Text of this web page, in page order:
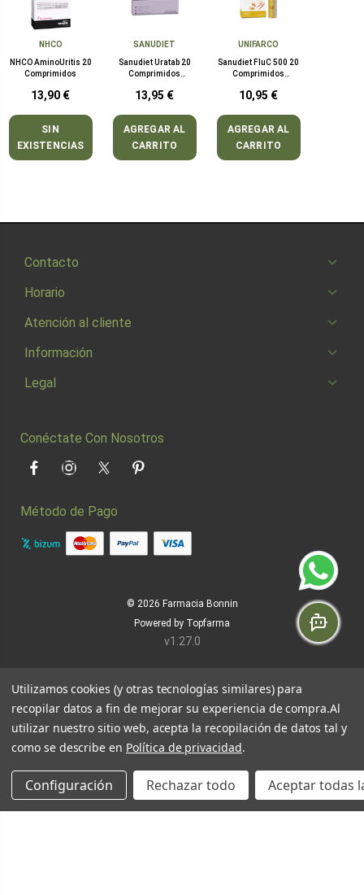
NHCO
NHCO AminoUritis 20
Comprimidos
13,90 €
SIN
EXISTENCIAS
SANUDIET
Sanudiet Uratab 20
Comprimidos
13,95 €
AGREGAR AL
CARRITO
UNIFARCO
Sanudiet FluC 500 20
Comprimidos
10,95 €
AGREGAR AL
CARRITO
Contacto
Horario
Atención al cliente
Información
Legal
Conéctate Con Nosotros
FacebookInstagramTwitter Pinterest
Método de Pago
© 2026 Farmacia Bonnin
Powered by Topfarma
v1.27.0
Utilizamos cookies (y otras tecnologías similares) para
recopilar datos a fin de mejorar su experiencia de compra.Al
utilizar nuestro sitio web, acepta la recopilación de datos tal y
como se describe en Política de privacidad.
Configuración Rechazar todo Aceptar todas